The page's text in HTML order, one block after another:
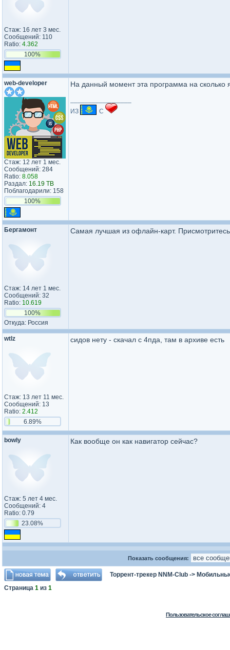
Стаж: 16 лет 3 мес.
Сообщений: 110
Ratio: 4.362
100%
web-developer
Стаж: 12 лет 1 мес.
Сообщений: 284
Ratio: 8.058
Раздал: 16.19 TB
Поблагодарили: 158
100%
На данный момент эта программа на сколько
ИЗ
С
Бергамонт
Стаж: 14 лет 1 мес.
Сообщений: 32
Ratio: 10.619
100%
Откуда: Россия
Самая лучшая из офлайн-карт.
wtlz
Стаж: 13 лет 11 мес.
Сообщений: 13
Ratio: 2.412
6.89%
сидов нету - скачал с 4пда, там в архиве есть
bowly
Стаж: 5 лет 4 мес.
Сообщений: 4
Ratio: 0.79
23.08%
Как вообще он как навигатор сейчас?
Показать сообщения:
Торрент-трекер NNM-Club ->
Страница 1 из 1
Пользовательское